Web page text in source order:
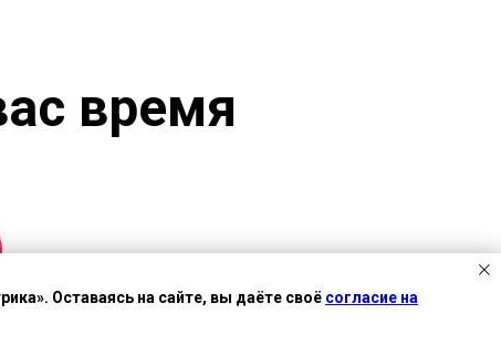
время
Оставаясь на сайте, вы даёте своё согласие на